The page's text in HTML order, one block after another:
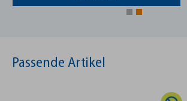
Passende Artikel